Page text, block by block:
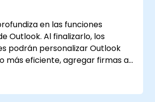
en las funciones
Outlook. Al finalizarlo, los
podrán personalizar Outlook
más eficiente, agregar firmas a
los mensajes, utilizar el diario y
a otros usuarios.